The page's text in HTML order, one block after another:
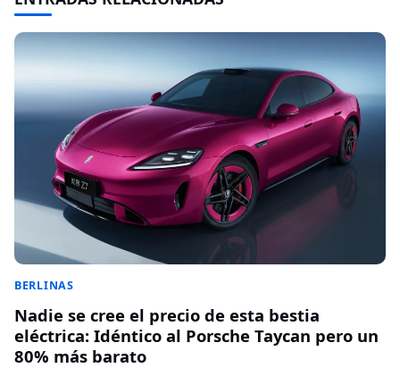
BERLINAS
Nadie se cree el precio de esta bestia
eléctrica: Idéntico al Porsche Taycan pero un
80% más barato